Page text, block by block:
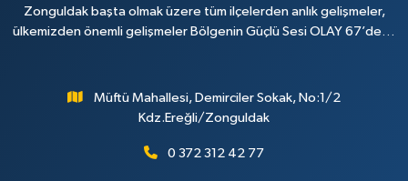
Zonguldak başta olmak üzere tüm ilçelerden anlık gelişmeler,
ülkemizden önemli gelişmeler Bölgenin Güçlü Sesi OLAY 67’de…
Müftü Mahallesi, Demirciler Sokak, No:1/2
Kdz.Ereğli/Zonguldak
0 372 312 42 77